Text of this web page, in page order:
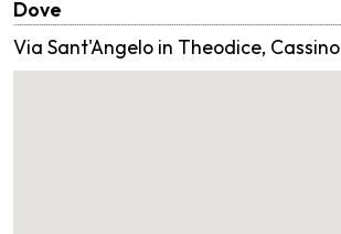
Dove
Via Sant'Angelo in Theodice, Cassino